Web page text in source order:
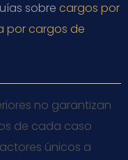
sobre cargos por
por cargos de
no garantizan
de cada caso
únicos a